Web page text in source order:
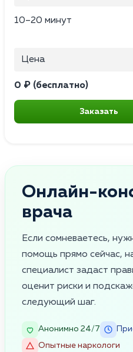
10–20 минут
Цена
0 ₽ (бесплатно)
Заказать
Онлайн-
врача
Если сомневаетесь,
помощь прямо сейчас,
специалист задаст
оценит риски и
следующий шаг.
Анонимно 24/7
Опытные наркологи